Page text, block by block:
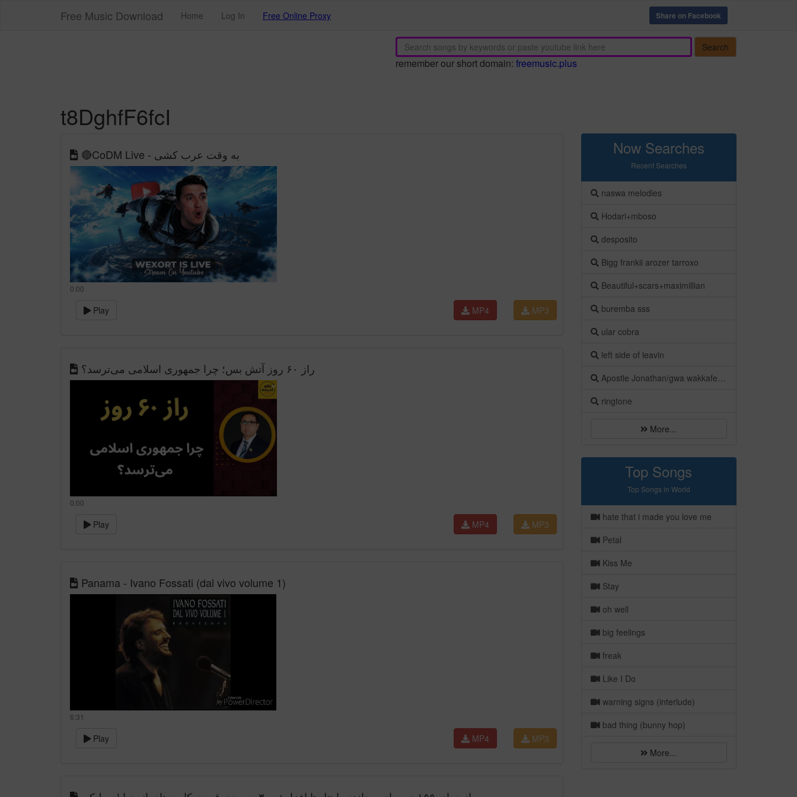
Free Music Download Home Log In Free Online Proxy Share on Facebook
Search
remember our short domain: freemusic.plus
t8DghfF6fcI
🔴CoDM Live - به وقت عرب کشی
0:00
Play MP3
MP4
راز ۶۰ روز آتش بس؛ چرا جمهوری اسلامی می‌ترسد؟
0:00
Play MP3
MP4
Panama - Ivano Fossati (dal vivo volume 1)
6:31
Play MP3
MP4
Now Searches
Recent Searches
naswa melodies
Hodari+mboso
desposito
Bigg frankii arozer tarroxo
Beautiful+scars+maximillian
buremba sss
ular cobra
left side of leavin
Apostle Jonathan/gwa wakkafeeling
ringtone
More...
Top Songs
Top Songs in World
hate that i made you love me
Petal
Kiss Me
Stay
oh well
big feelings
freak
Like I Do
warning signs (interlude)
bad thing (bunny hop)
More...